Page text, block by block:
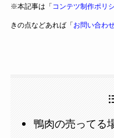
※本記事は「 コンテツ制作ポリ
きの点などあれば「お問い合わ
鴨肉の売ってる